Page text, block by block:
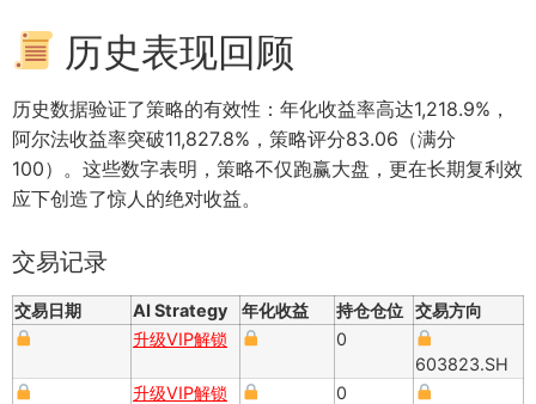
历史表现回顾
历史数据验证了策略的有效性：年化收益率高达1,218.9%，
阿尔法收益率突破11,827.8%，策略评分83.06（满分
100）。这些数字表明，策略不仅跑赢大盘，更在长期复利效
应下创造了惊人的绝对收益。
交易记录
交易日期 AI Strategy 年化收益 持仓仓位 交易方向
升级VIP解锁
0
603823.SH
升级VIP解锁
0